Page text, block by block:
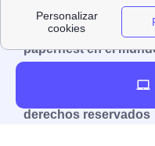
El grupo papernest
Aviso legal
papernest en el
derechos reservados